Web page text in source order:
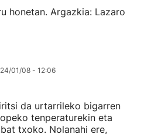
honetan. Argazkia: Lazaro
01/08 - 12:06
da urtarrileko bigarren
tenperaturekin eta
txoko. Nolanahi ere,